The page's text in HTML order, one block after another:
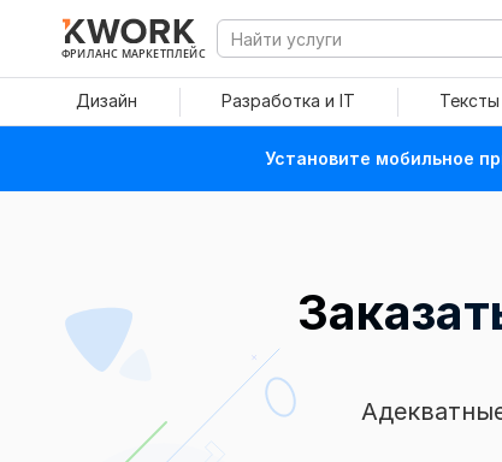
ФРИЛАНС МАРКЕТПЛЕЙС
Дизайн Разработка и IT
Установите мобильное